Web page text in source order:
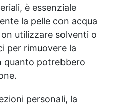
è essenziale
la pelle con acqua
utilizzare solventi o
per rimuovere la
quanto potrebbero
personali, la